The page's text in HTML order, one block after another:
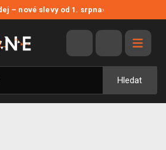
– nové slevy od 1. srpna›
Hledat